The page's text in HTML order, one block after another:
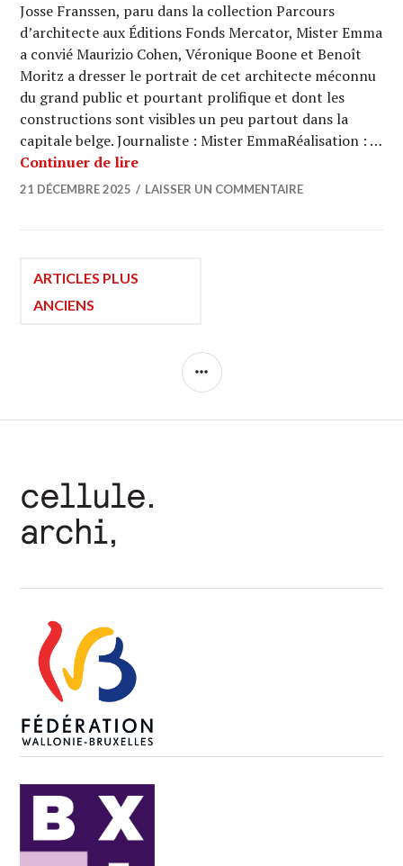
Josse Franssen, paru dans la collection Parcours
d’architecte aux Éditions Fonds Mercator, Mister Emma
a convié Maurizio Cohen, Véronique Boone et Benoît
Moritz a dresser le portrait de cet architecte méconnu
du grand public et pourtant prolifique et dont les
constructions sont visibles un peu partout dans la
capitale belge. Journaliste : Mister EmmaRéalisation : …
Continuer de lireARCHI URBAIN (20/15) : Josse
21 DÉCEMBRE 2025 LAISSER UN COMMENTAIRE
Navigation
ARTICLES PLUS
ANCIENS
COLONNE